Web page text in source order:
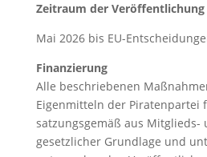
Zeitraum der Veröffentlichung
Mai 2026 bis EU-
Finanzierung
Alle beschriebenen
Eigenmitteln der Piratenpartei
satzungsgemäß aus Mitglieds-
gesetzlicher Grundlage und